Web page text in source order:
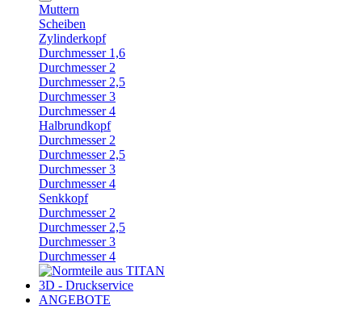
Muttern
Scheiben
Zylinderkopf
Durchmesser 1,6
Durchmesser 2
Durchmesser 2,5
Durchmesser 3
Durchmesser 4
Halbrundkopf
Durchmesser 2
Durchmesser 2,5
Durchmesser 3
Durchmesser 4
Senkkopf
Durchmesser 2
Durchmesser 2,5
Durchmesser 3
Durchmesser 4
3D - Druckservice
ANGEBOTE